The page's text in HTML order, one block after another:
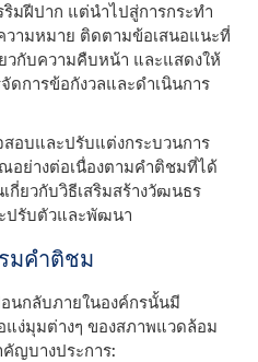
ริมฝีปาก แต่นําไปสู่การกระทํา
วามหมาย ติดตามข้อเสนอแนะที่
วกับความคืบหน้า และแสดงให้
ดการข้อกังวลและดําเนินการ
สอบและปรับแต่งกระบวนการ
อย่างต่อเนื่องตามคําติชมที่ได้
กี่ยวกับวิธีเสริมสร้างวัฒนธร
ปรับตัวและพัฒนา
มคําติชม
นกลับภายในองค์กรนั้นมี
ง่มุมต่างๆ ของสภาพแวดล้อม
ญบางประการ: